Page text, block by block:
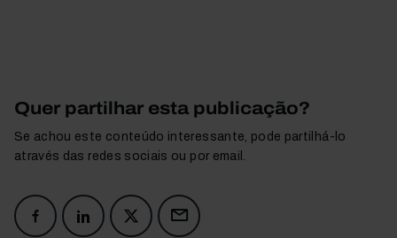
Quer partilhar esta publicação?
Se achou este conteúdo interessante, pode partilhá-lo
através das redes sociais ou por email.